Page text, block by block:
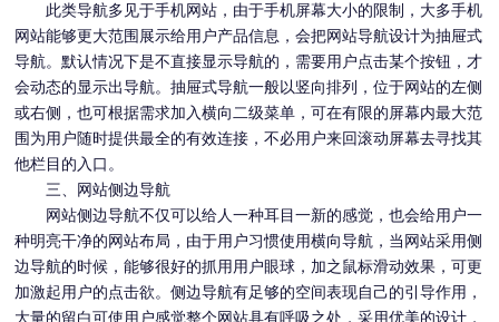
此类导航多见于手机网站 ，由于手机屏幕大小的限制，大多手机
网站能够更大范围展示给用户产品信息，会把网站导航设计为抽屉式
导航。默认情况下是不直接显示导航的，需要用户点击某个按钮，才
会动态的显示出导航。抽屉式导航一般以竖向排列，位于网站的左侧
或右侧，也可根据需求加入横向二级菜单，可在有限的屏幕内最大范
围为用户随时提供最全的有效连接，不必用户来回滚动屏幕去寻找其
他栏目的入口。
三、网站侧边导航
网站侧边导航不仅可以给人一种耳目一新的感觉，也会给用户一
种明亮干净的网站布局，由于用户习惯使用横向导航，当网站采用侧
边导航的时候，能够很好的抓用用户眼球，加之鼠标滑动效果，可更
加激起用户的点击欲。侧边导航有足够的空间表现自己的引导作用，
大量的留白可使用户感觉整个网站具有呼吸之处，采用优美的设计，